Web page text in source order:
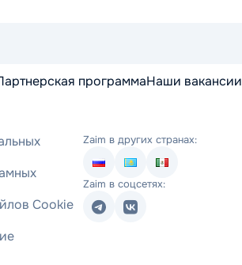
программаНаши вакансии
Cookie
Zaim в других странах:
Zaim в соцсетях: